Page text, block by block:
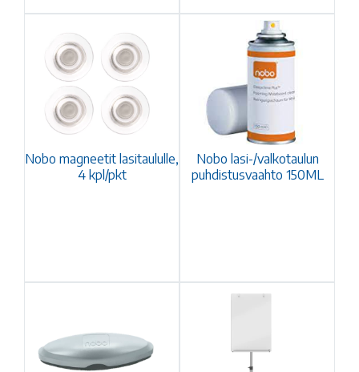
Nobo magneetit lasitaululle,
4 kpl/pkt
Nobo lasi-/valkotaulun
puhdistusvaahto 150ML